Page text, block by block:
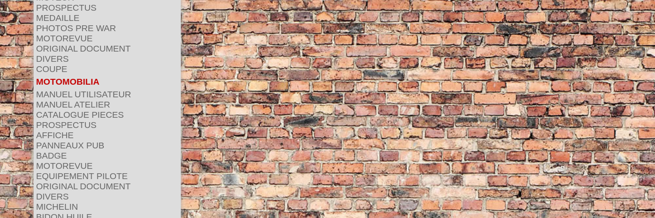
PROSPECTUS
MEDAILLE
PHOTOS PRE WAR
MOTOREVUE
ORIGINAL DOCUMENT
DIVERS
COUPE
MOTOMOBILIA
MANUEL UTILISATEUR
MANUEL ATELIER
CATALOGUE PIECES
PROSPECTUS
AFFICHE
PANNEAUX PUB
BADGE
MOTOREVUE
EQUIPEMENT PILOTE
ORIGINAL DOCUMENT
DIVERS
MICHELIN